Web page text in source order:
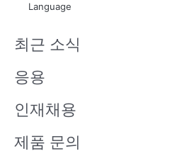
u
e
i
n
Language
최근 소식
응용
인재채용
제품 문의